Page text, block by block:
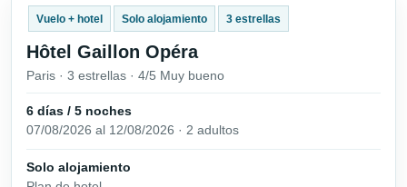
Vuelo + hotel Solo alojamiento 3 estrellas
Hôtel Gaillon Opéra
Paris · 3 estrellas · 4/5 Muy bueno
6 días / 5 noches
07/08/2026 al 12/08/2026 · 2 adultos
Solo alojamiento